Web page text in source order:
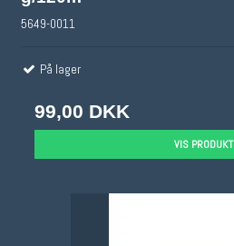
5649-0011
På lager
99,00 DKK
VIS PRODUKT